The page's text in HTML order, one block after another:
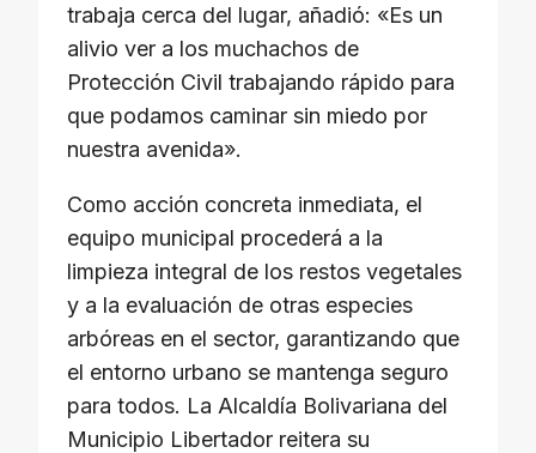
trabaja cerca del lugar, añadió: «Es un
alivio ver a los muchachos de
Protección Civil trabajando rápido para
que podamos caminar sin miedo por
nuestra avenida».
Como acción concreta inmediata, el
equipo municipal procederá a la
limpieza integral de los restos vegetales
y a la evaluación de otras especies
arbóreas en el sector, garantizando que
el entorno urbano se mantenga seguro
para todos. La Alcaldía Bolivariana del
Municipio Libertador reitera su